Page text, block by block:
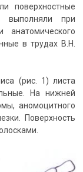
поверхностные
выполняли при
в трудах В.Н.
(рис. 1) листа
На нижней
аномоцитного
Поверхность